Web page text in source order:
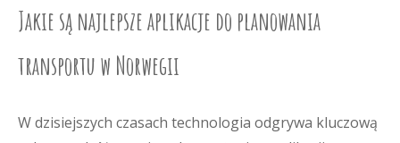
Jakie są najlepsze aplikacje do planowania
transportu w Norwegii
W dzisiejszych czasach technologia odgrywa kluczową